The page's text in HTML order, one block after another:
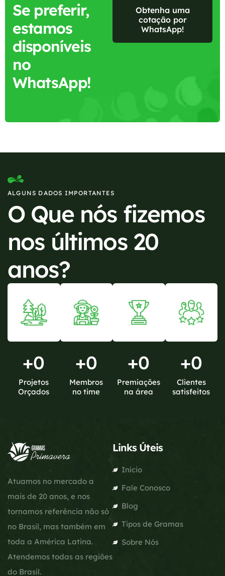
Se preferir,
estamos
disponíveis
no
WhatsApp!
Obtenha uma
cotação por
WhatsApp!
ALGUNS DADOS IMPORTANTES
O Que nós fizemos
nos últimos 20
anos?
+0
Projetos
Orçados
+0
Membros
no time
+0
Premiações
na área
+0
Clientes
satisfeitos
Atuamos no mercado a
mais de 20 anos, e nos
tornamos referência não só
no Brasil, mas também em
toda a América Latina.
Atendemos todas as regiões
do Brasil.
Links Úteis
Início
Fale Conosco
Blog
Tipos de Gramas
Sobre Nós